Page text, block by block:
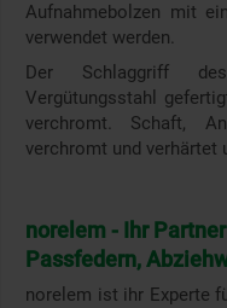
Aufnahmebolzen mit
verwendet werden.
Der Schlaggriff
Vergütungsstahl
verchromt. Schaft,
verchromt und verhärtet
norelem - Ihr
Passfedern,
norelem ist ihr Experte